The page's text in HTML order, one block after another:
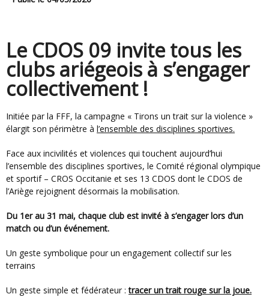
Le CDOS 09 invite tous les
clubs ariégeois à s’engager
collectivement !
Initiée par la FFF, la campagne « Tirons un trait sur la violence »
élargit son périmètre à l’ensemble des disciplines sportives.
Face aux incivilités et violences qui touchent aujourd’hui
l’ensemble des disciplines sportives, le Comité régional olympique
et sportif – CROS Occitanie et ses 13 CDOS dont le CDOS de
l’Ariège rejoignent désormais la mobilisation.
Du 1er au 31 mai, chaque club est invité à s’engager lors d’un
match ou d’un événement.
Un geste symbolique pour un engagement collectif sur les
terrains
Un geste simple et fédérateur :tracer un trait rouge sur la joue.